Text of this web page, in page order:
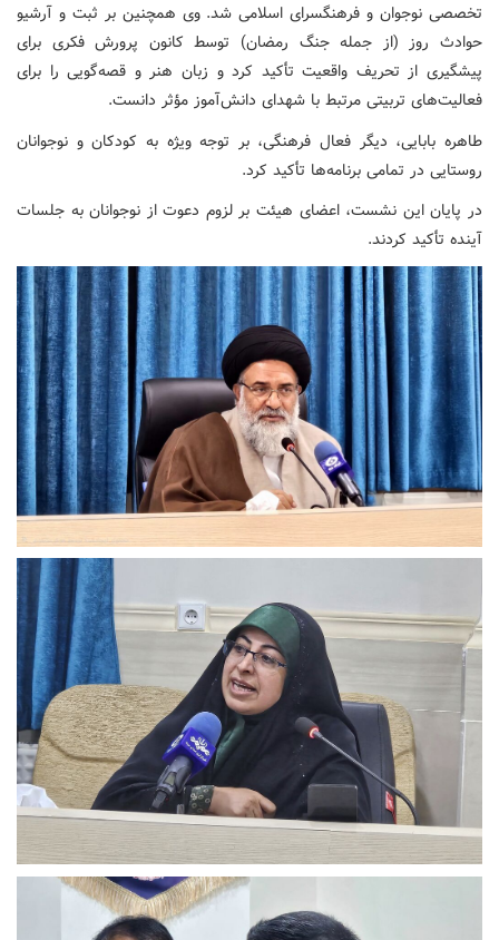
تخصصی نوجوان و فرهنگسرای اسلامی شد. وی همچنین بر ثبت و آرشیو
حوادث روز (از جمله جنگ رمضان) توسط کانون پرورش فکری برای
پیشگیری از تحریف واقعیت تأکید کرد و زبان هنر و قصه‌گویی را برای
فعالیت‌های تربیتی مرتبط با شهدای دانش‌آموز مؤثر دانست.
طاهره بابایی، دیگر فعال فرهنگی، بر توجه ویژه به کودکان و نوجوانان
روستایی در تمامی برنامه‌ها تأکید کرد.
در پایان این نشست، اعضای هیئت بر لزوم دعوت از نوجوانان به جلسات
آینده تأکید کردند.